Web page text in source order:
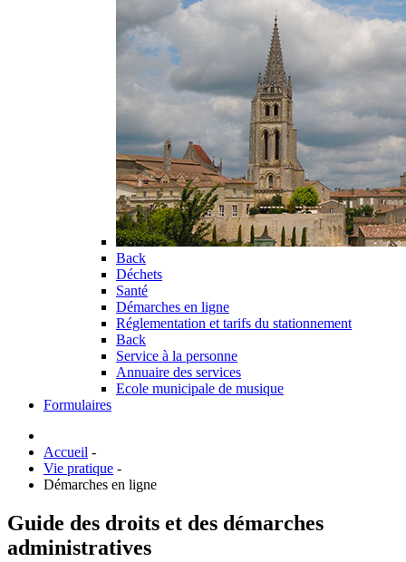
Back
Déchets
Santé
Démarches en ligne
Réglementation et tarifs du stationnement
Back
Service à la personne
Annuaire des services
Ecole municipale de musique
Formulaires
Accueil -
Vie pratique -
Démarches en ligne
Guide des droits et des démarches
administratives